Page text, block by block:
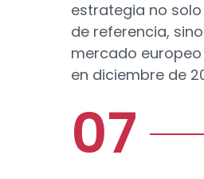
estrategia no
de referencia,
mercado
en diciembre de